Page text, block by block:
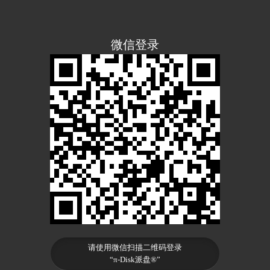
微信登录
请使用微信扫描二维码登录
“π-Disk派盘®”